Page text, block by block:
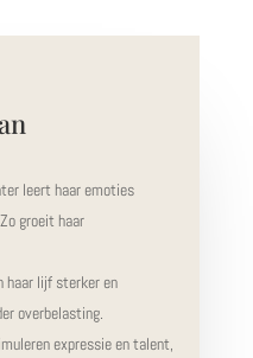
leert haar emoties
groeit haar
haar lijf sterker en
overbelasting.
expressie en talent,